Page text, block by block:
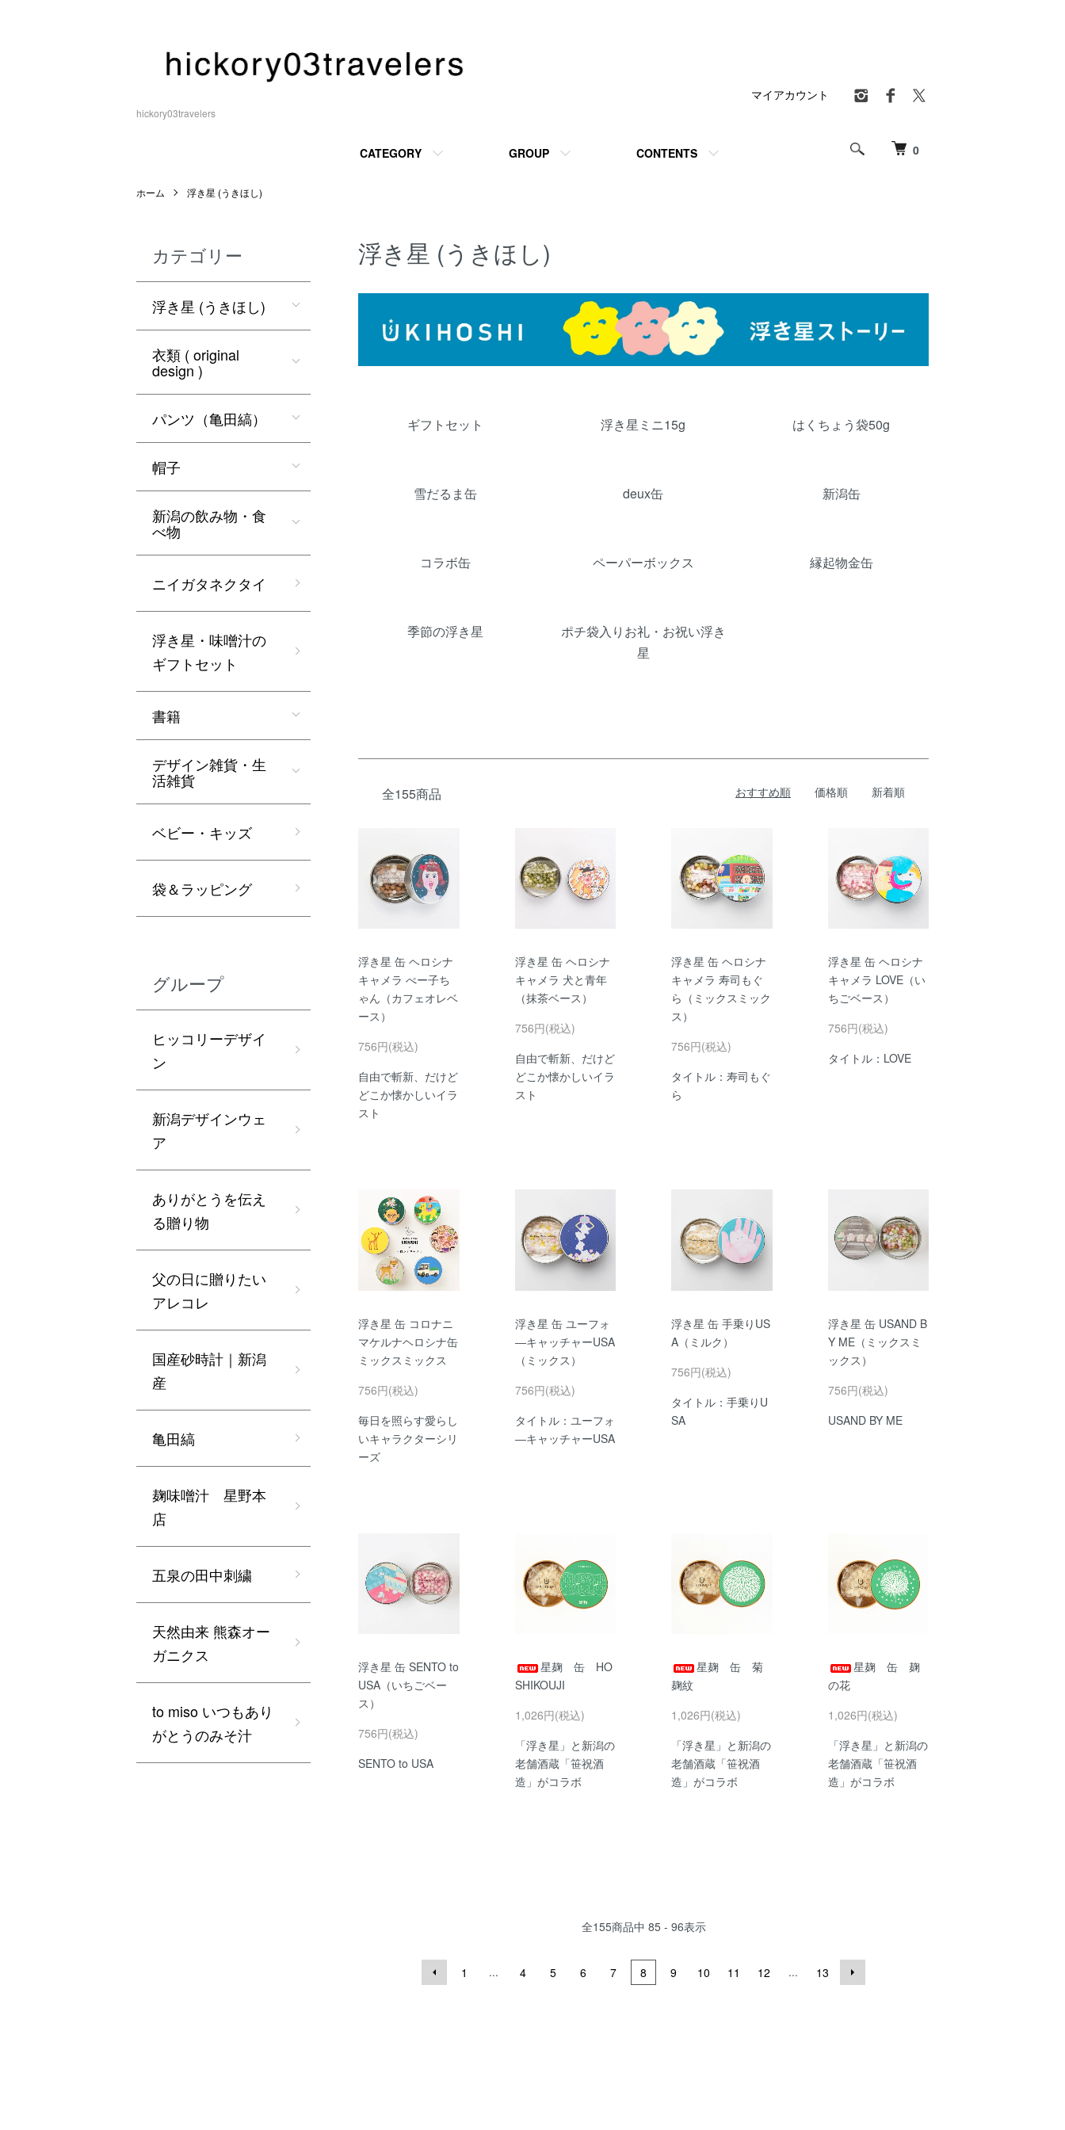
hickory03travelers
0
CATEGORY GROUP CONTENTS
マイアカウント
ホーム 浮き星 (うきほし)
浮き星 (うきほし)
カテゴリー一覧ギフトセット 浮き星ミニ15g はくちょう袋50g
雪だるま缶 deux缶 新潟缶
コラボ缶 ペーパーボックス 縁起物金缶
季節の浮き星
ポチ袋入りお礼・お祝い浮き
星
全155商品 おすすめ順 価格順 新着順
浮き星 缶 ヘロシナ
キャメラ べー子ち
ゃん（カフェオレベ
ース）
756円(税込)
自由で斬新、だけど
どこか懐かしいイラ
スト
浮き星 缶 ヘロシナ
キャメラ 犬と青年
（抹茶ベース）
756円(税込)
自由で斬新、だけど
どこか懐かしいイラ
スト
浮き星 缶 ヘロシナ
キャメラ 寿司もぐ
ら（ミックスミック
ス）
756円(税込)
タイトル：寿司もぐ
ら
浮き星 缶 ヘロシナ
キャメラ LOVE（い
ちごベース）
756円(税込)
タイトル：LOVE
浮き星 缶 コロナニ
マケルナヘロシナ缶
ミックスミックス
756円(税込)
毎日を照らす愛らし
いキャラクターシリ
ーズ
浮き星 缶 ユーフォ
―キャッチャーUSA
（ミックス）
756円(税込)
タイトル：ユーフォ
―キャッチャーUSA
浮き星 缶 手乗りUS
A（ミルク）
756円(税込)
タイトル：手乗りU
SA
浮き星 缶 USAND B
Y ME（ミックスミ
ックス）
756円(税込)
USAND BY ME
浮き星 缶 SENTO to
USA（いちごベー
ス）
756円(税込)
SENTO to USA
星麹 缶 HO
SHIKOUJI
1,026円(税込)
「浮き星」と新潟の
老舗酒蔵「笹祝酒
造」がコラボ
星麹 缶 菊
麹紋
1,026円(税込)
「浮き星」と新潟の
老舗酒蔵「笹祝酒
造」がコラボ
星麹 缶 麹
の花
1,026円(税込)
「浮き星」と新潟の
老舗酒蔵「笹祝酒
造」がコラボ
全155商品中 85 - 96表示
1 ... 4 5 6 7 8 9 10 11 12 ... 13
カテゴリー
浮き星 (うきほし)
衣類 ( original
design )
パンツ（亀田縞）
帽子
新潟の飲み物・食
べ物
ニイガタネクタイ
浮き星・味噌汁の
ギフトセット
書籍
デザイン雑貨・生
活雑貨
ベビー・キッズ
袋＆ラッピング
グループ
ヒッコリーデザイ
ン
新潟デザインウェ
ア
ありがとうを伝え
る贈り物
父の日に贈りたい
アレコレ
国産砂時計｜新潟
産
亀田縞
麹味噌汁 星野本
店
五泉の田中刺繍
天然由来 熊森オー
ガニクス
to miso いつもあり
がとうのみそ汁